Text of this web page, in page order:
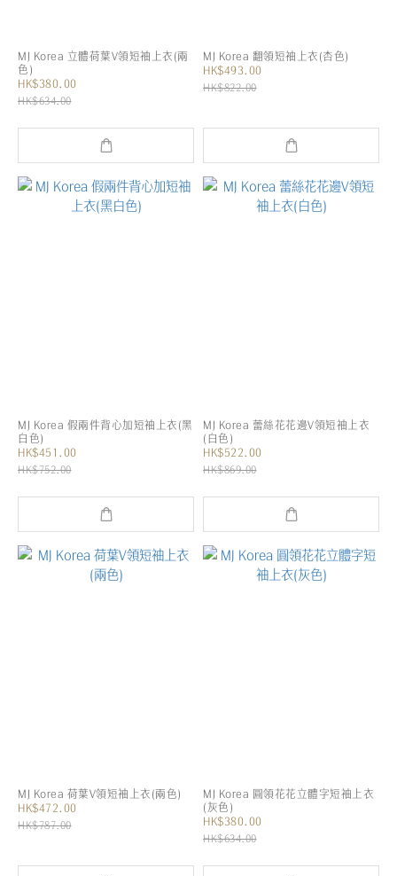
MJ Korea 立體荷葉V領短袖上衣(兩
色)
HK$380.00
HK$634.00
MJ Korea 翻領短袖上衣(杏色)
HK$493.00
HK$822.00
MJ Korea 假兩件背心加短袖上衣(黑
白色)
HK$451.00
HK$752.00
MJ Korea 蕾絲花花邊V領短袖上衣
(白色)
HK$522.00
HK$869.00
MJ Korea 荷葉V領短袖上衣(兩色)
HK$472.00
HK$787.00
MJ Korea 圓領花花立體字短袖上衣
(灰色)
HK$380.00
HK$634.00